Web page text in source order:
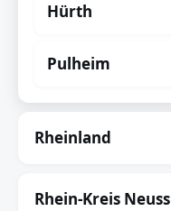
Hürth
Pulheim
Rheinland
Rhein-Kreis Neuss